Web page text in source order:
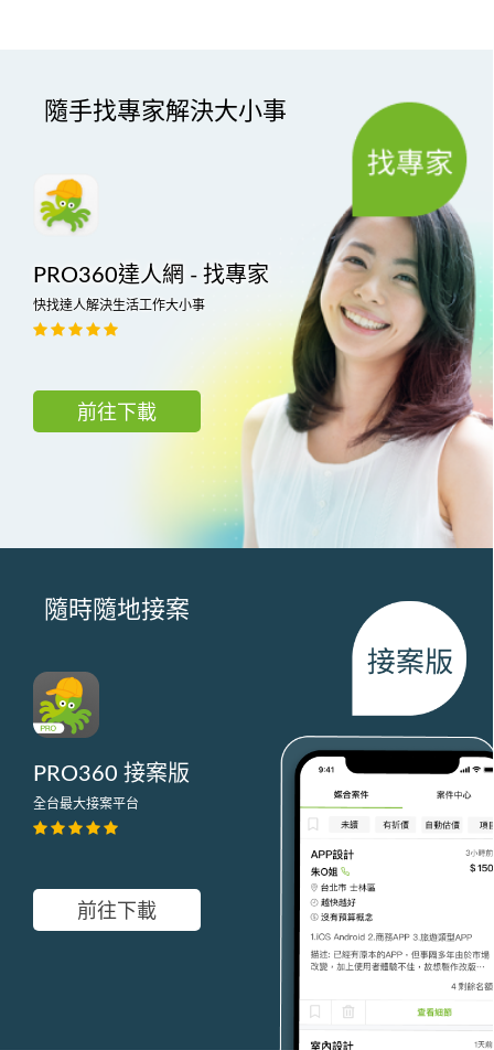
隨手找專家解決大小事
PRO360達人網 - 找專家
快找達人解決生活工作大小事
前往下載
隨時隨地接案
PRO360 接案版
全台最大接案平台
前往下載